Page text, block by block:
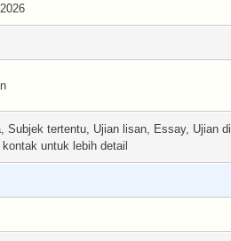
Subjek tertentu, Ujian lisan, Essay, Ujian di
untuk lebih detail